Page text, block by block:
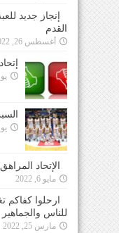
إنجاز جديد
القدم
أغسطس 26, 2022
الإتحاد
مايو 6, 2022
ارحلوا كفاكم
للناس والجماهير
مارس 25, 2022